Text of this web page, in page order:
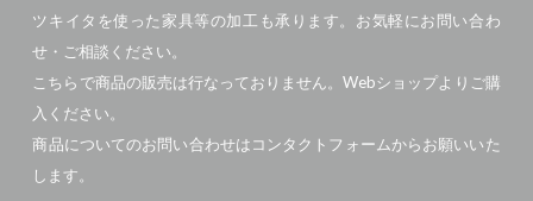
ツキイタを使った家具等の加工も承ります。お気軽にお問い合わ
せ・ご相談ください。
こちらで商品の販売は行なっておりません。Webショップよりご購
入ください。
商品についてのお問い合わせはコンタクトフォームからお願いいた
します。